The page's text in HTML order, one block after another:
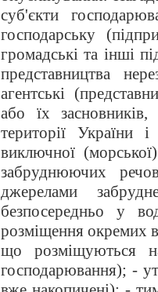
суб'єкти
господарську
громадські та інші
представництва
агентські
або їх
території України
виключної
забруднюючих
джерелами
безпосередньо у
розміщення окремих
що розміщуються
господарювання); -